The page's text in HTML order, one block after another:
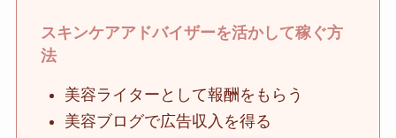
スキンケアアドバイザーを活かして稼ぐ方
法
美容ライターとして報酬をもらう
美容ブログで広告収入を得る